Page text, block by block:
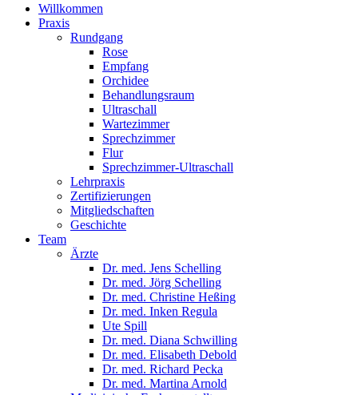
Willkommen
Praxis
Rundgang
Rose
Empfang
Orchidee
Behandlungsraum
Ultraschall
Wartezimmer
Sprechzimmer
Flur
Sprechzimmer-Ultraschall
Lehrpraxis
Zertifizierungen
Mitgliedschaften
Geschichte
Team
Ärzte
Dr. med. Jens Schelling
Dr. med. Jörg Schelling
Dr. med. Christine Heßing
Dr. med. Inken Regula
Ute Spill
Dr. med. Diana Schwilling
Dr. med. Elisabeth Debold
Dr. med. Richard Pecka
Dr. med. Martina Arnold